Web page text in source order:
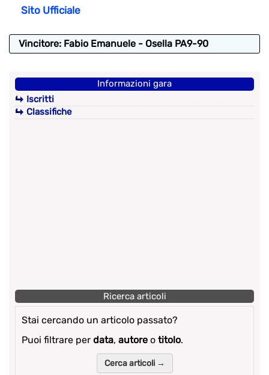
Sito Ufficiale
Vincitore: Fabio Emanuele - Osella PA9-90
Informazioni gara
Iscritti
Classifiche
Ricerca articoli
Stai cercando un articolo passato?
Puoi filtrare per data, autore o titolo.
Cerca articoli →